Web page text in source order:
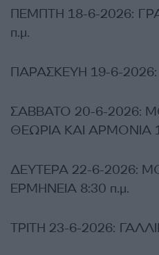
ΠΕΜΠΤΗ 18-6-2026:
π.μ.
ΠΑΡΑΣΚΕΥΗ 19-6-
ΣΑΒΒΑΤΟ 20-6-2026:
ΘΕΩΡΙΑ ΚΑΙ ΑΡΜΟΝΙΑ
ΔΕΥΤΕΡΑ 22-6-2026:
ΕΡΜΗΝΕΙΑ 8:30 π.μ.
ΤΡΙΤΗ 23-6-2026: